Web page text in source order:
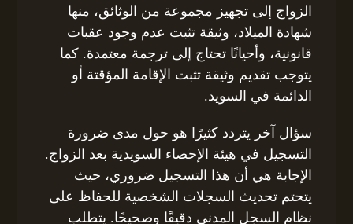
الزواج إلى تجهيز مجموعة من الوثائق، منها
شهادة الميلاد، وثيقة تثبت عدم وجود عقبات
قانونية، وأحيانًا تحتاج إلى ترجمة معتمدة. كما
يتوجب تقديم وثيقة تثبت الإقامة المؤقتة أو
الدائمة في السويد.
سؤال آخر يتردد كثيرًا هو حول مدى ضرورة
التسجيل في هيئة الإحصاء السويدية بعد الزواج.
الإجابة هي أن هذا التسجيل ضروري، حيث
يتحتم تحديث السجلات الشخصية للحفاظ على
نظام السجل المدني دقيقًا وصحيحًا. يتطلب